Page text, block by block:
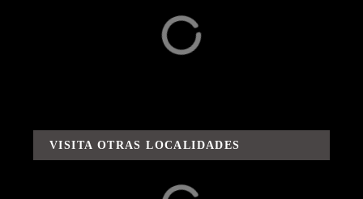
VISITA OTRAS LOCALIDADES